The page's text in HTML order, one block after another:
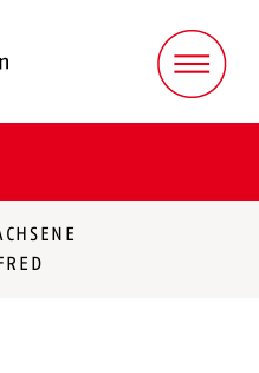
FRED